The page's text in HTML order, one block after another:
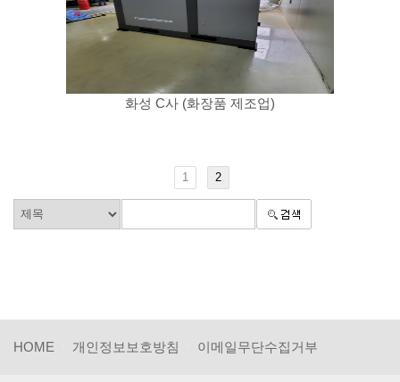
화성 C사 (화장품 제조업)
1 2
HOME 개인정보보호방침 이메일무단수집거부